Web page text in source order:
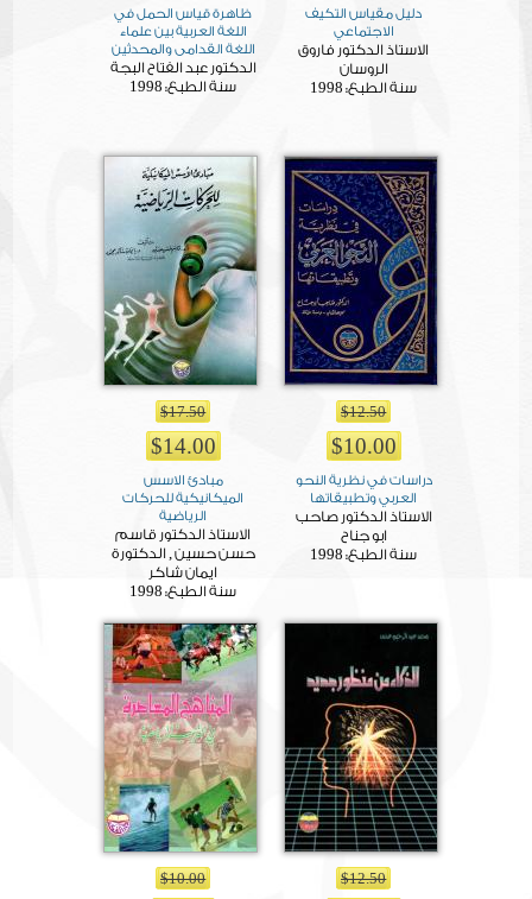
دليل مقياس التكيف
الاجتماعي
الاستاذ الدكتور فاروق
الروسان
سنة الطبع: 1998
ظاهرة قياس الحمل في
اللغة العربية بين علماء
اللغة القدامى والمحدثين
الدكتور عبد الفتاح البجة
سنة الطبع: 1998
$12.50
$10.00
دراسات في نظرية النحو
العربي وتطبيقاتها
الاستاذ الدكتور صاحب
ابو جناح
سنة الطبع: 1998
$17.50
$14.00
مبادئ الاسس
الميكانيكية للحركات
الرياضية
الاستاذ الدكتور قاسم
حسن حسين , الدكتورة
ايمان شاكر
سنة الطبع: 1998
$12.50
$10.00